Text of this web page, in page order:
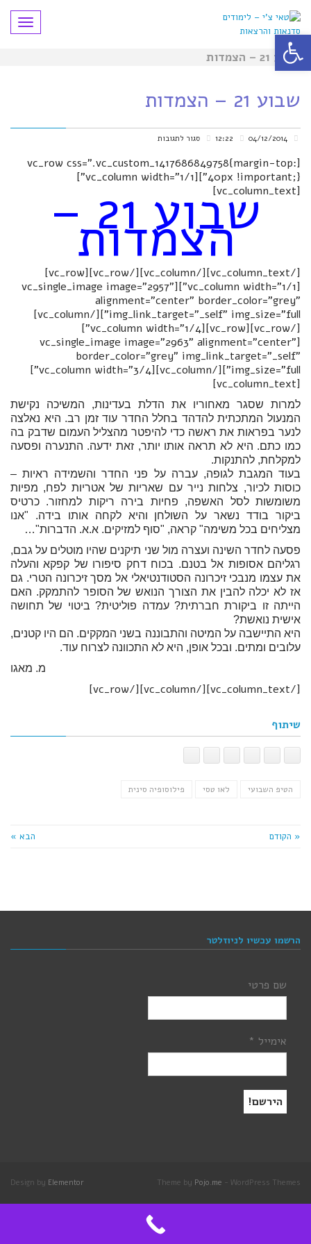
תפריט
שבוע 21 – הצמדות
שבוע 21 – הצמדות
סגור לתגובותעל
שבוע
21
–
[vc_row css=".vc_custom_1417686849758{margin-top:
40px !important;}"][vc_column width="1/1"]
[vc_column_text]
שבוע 21 –הצמדות
[/vc_column_text][/vc_column][/vc_row][vc_row]
[vc_column width="1/1"][vc_single_image image="2957"
alignment="center" border_color="grey"
img_link_target="_self" img_size="full"][/vc_column]
[/vc_row][vc_row][vc_column width="1/4"]
[vc_single_image image="2963" alignment="center"
border_color="grey" img_link_target="_self"
img_size="full"][/vc_column][vc_column width="3/4"]
[vc_column_text]
למרות שסגר מאחוריו את הדלת בעדינות, המשיכה נקישת
המנעול המתכתית להדהד בחלל החדר עוד זמן רב. היא נאלצה
לנער בפראות את ראשה כדי להיפטר מהצליל העמום שדבק בה
כמו כתם. היא לא תראה אותו יותר, זאת ידעה. התנערה ופסעה
למקלחת, להתנקות.
בעוד המגבת לגופה, עברה על פני החדר והשמידה ראיות –
כוסות לכיור, צלחות נייר עם שאריות של אטריות לפח, מפיות
משומשות לסל האשפה, פחיות בירה ריקות למחזור. כרטיס
ביקור בודד נשאר על השולחן והיא לקחה אותו בידה. "אנו
מצליחים בכל משימה" קראה, "סוף למזיקים. א.א. הדברות"…
פסעה לחדר השינה ועצרה מול שני תיקנים שהיו מוטלים על גבם,
רגליהם אסופות אל בטנם. בכוח דחק סיפורו של קפקא והעלה
את עצמו מנבכי זיכרונה הסטודנטיאלי אל מסך זיכרונה הטרי. גם
אז לא יכלה להבין את הצורך הנואש של הסופר להתמקק. האם
הייתה זו ביקורת חברתית? עמדה פוליטית? ביטוי של תחושה
אישית נואשת?
היא התיישבה על המיטה והתבוננה בשני המקקים. הם היו קטנים,
עלובים ומתים. ובכל אופן, היא לא התכוונה לצרוח עוד.
מ. מאגו
[/vc_column_text][/vc_column][/vc_row]
שיתוף
הטיפ השבועי לאו טסי פילוסופיה סינית
« הקודם הבא »
הרשמו עכשיו לניוזלטר
שם פרטי
אימייל *
Theme by Pojo.me - WordPress Themes
Design by Elementor
פתח סרגל נגישות